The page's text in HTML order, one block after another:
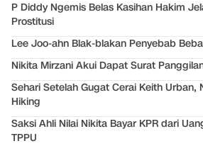
P Diddy Ngemis Belas Kasihan Hakim
Prostitusi
Lee Joo-ahn Blak-blakan Penyebab
Nikita Mirzani Akui Dapat Surat
Sehari Setelah Gugat Cerai Keith Urban,
Hiking
Saksi Ahli Nilai Nikita Bayar KPR dari
TPPU